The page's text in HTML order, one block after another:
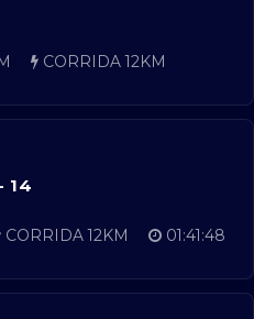
CORRIDA 12KM
14
CORRIDA 12KM
01:41:48